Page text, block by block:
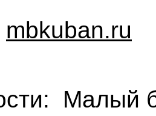
mbkuban.ru
Малый